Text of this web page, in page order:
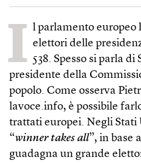
I l parlamento europeo
elettori delle
538. Spesso si parla
presidente della
popolo. Come osserva
lavoce.info, è possibile
trattati europei. Negli Stati
“winner takes all”, in base
guadagna un grande